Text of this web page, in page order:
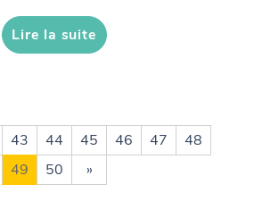
Lire la suite
43 44 45 46 47
48
49
50 »